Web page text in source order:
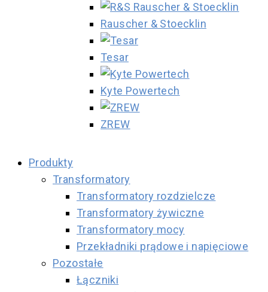
Rauscher & Stoecklin
Tesar
Kyte Powertech
ZREW
Produkty
Transformatory
Transformatory rozdzielcze
Transformatory żywiczne
Transformatory mocy
Przekładniki prądowe i napięciowe
Pozostałe
Łączniki